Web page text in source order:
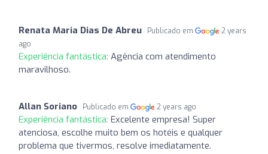
Renata Maria Dias De Abreu Publicado em
2 years
ago
Experiência fantástica: Agência com atendimento
maravilhoso.
Allan Soriano Publicado em 2 years ago
Experiência fantástica: Excelente empresa! Super
atenciosa, escolhe muito bem os hotéis e qualquer
problema que tivermos, resolve imediatamente.